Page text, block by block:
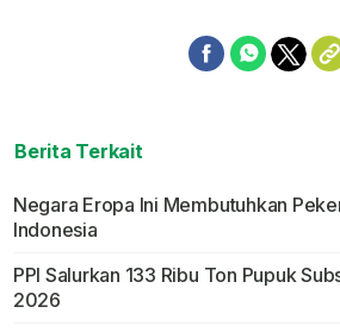
Berita Terkait
Negara Eropa Ini Membutuhkan
Indonesia
PPI Salurkan 133 Ribu Ton Pupuk
2026